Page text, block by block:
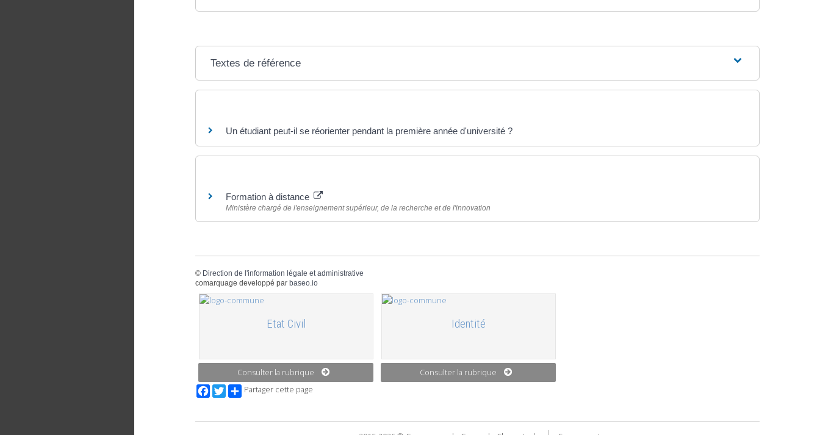
Textes de référence
Un étudiant peut-il se réorienter pendant la première année d'université ?
Formation à distance
Ministère chargé de l'enseignement supérieur, de la recherche et de l'innovation
© Direction de l'information légale et administrative
comarquage developpé par baseo.io
Etat Civil
Consulter la rubrique
Identité
Consulter la rubrique
FacebookTwitterPartager cette page